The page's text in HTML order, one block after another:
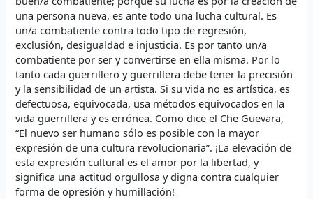
una persona nueva, es ante todo una lucha cultural. Es
un/a combatiente contra todo tipo de regresión,
exclusión, desigualdad e injusticia. Es por tanto un/a
combatiente por ser y convertirse en ella misma. Por lo
tanto cada guerrillero y guerrillera debe tener la precisión
y la sensibilidad de un artista. Si su vida no es artística, es
defectuosa, equivocada, usa métodos equivocados en la
vida guerrillera y es errónea. Como dice el Che Guevara,
“El nuevo ser humano sólo es posible con la mayor
expresión de una cultura revolucionaria”. ¡La elevación de
esta expresión cultural es el amor por la libertad, y
significa una actitud orgullosa y digna contra cualquier
forma de opresión y humillación!